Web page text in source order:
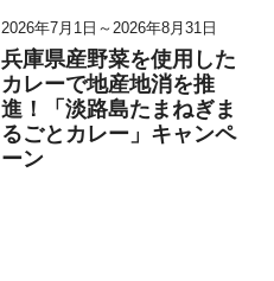
2026年7月1日～2026年8月31日
兵庫県産野菜を使用した
カレーで地産地消を推
進！「淡路島たまねぎま
るごとカレー」キャンペ
ーン